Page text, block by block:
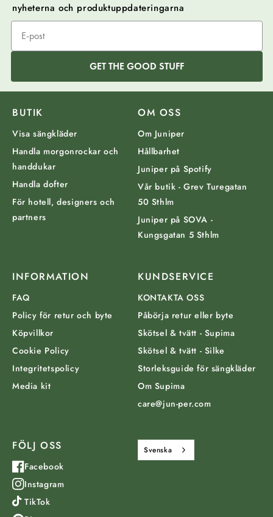
nyheterna och produktuppdateringarna
GET THE GOOD STUFF
BUTIK
Visa sängkläder
Handla morgonrockar och
handdukar
Handla dofter
För hotell, designers och
partners
OM OSS
Om Juniper
Hållbarhet
Juniper på Spotify
Vår butik - Grev Turegatan
50 Sthlm
Juniper på SOVA -
Kungsgatan 5 Sthlm
INFORMATION
FAQ
Policy för retur och byte
Köpvillkor
Cookie Policy
Integritetspolicy
Media kit
KUNDSERVICE
KONTAKTA OSS
Påbörja retur eller byte
Skötsel & tvätt - Supima
Skötsel & tvätt - Silke
Storleksguide för sängkläder
Om Supima
care@jun-per.com
FÖLJ OSS
Facebook
Instagram
TikTok
Svenska